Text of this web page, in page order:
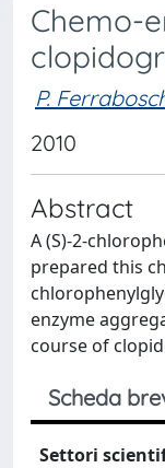
Chemo-
P.
2010
Abstract
A (S)-2-
prepared this
enzyme
course of
Scheda
Settori